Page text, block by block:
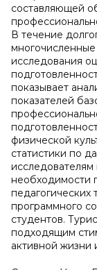
составляющей
В течение
исследования
показывает
показателей
физической
статистики по
необходимости
программного
студентов.
подходящим
активной жизни